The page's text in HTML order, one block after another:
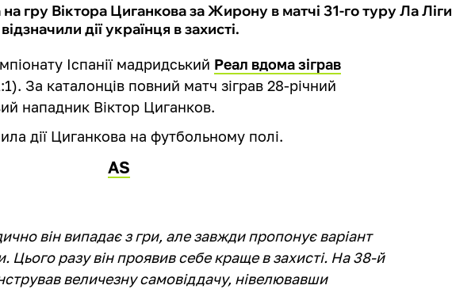
гру Віктора Циганкова за Жирону в матчі 31-го туру Ла Ліги
дії українця в захисті.
Іспанії мадридський Реал вдома зіграв
За каталонців повний матч зіграв 28-річний
нападник Віктор Циганков.
дії Циганкова на футбольному полі.
AS
він випадає з гри, але завжди пропонує варіант
Цього разу він проявив себе краще в захисті. На 38-й
величезну самовіддачу, нівелювавши